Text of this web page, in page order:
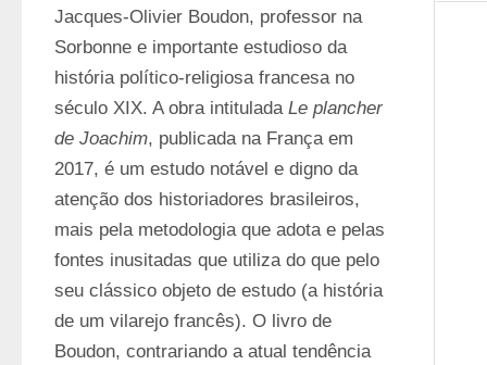
Jacques-Olivier Boudon, professor na
Sorbonne e importante estudioso da
história político-religiosa francesa no
século XIX. A obra intitulada Le plancher
de Joachim, publicada na França em
2017, é um estudo notável e digno da
atenção dos historiadores brasileiros,
mais pela metodologia que adota e pelas
fontes inusitadas que utiliza do que pelo
seu clássico objeto de estudo (a história
de um vilarejo francês). O livro de
Boudon, contrariando a atual tendência